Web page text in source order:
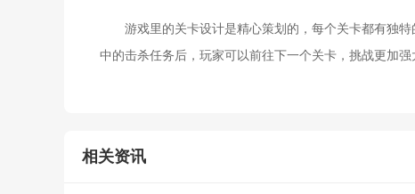
游戏里的关卡设计是精心策划的，每个关卡都有独特
中的击杀任务后，玩家可以前往下一个关卡，挑战更加强
相关资讯